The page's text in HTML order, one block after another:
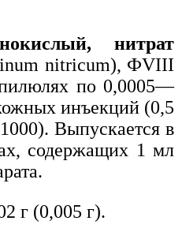
нитрат
nitricum), ФVIII
по 0,0005—
инъекций (0,5
Выпускается в
содержащих 1 мл
г (0,005 г).